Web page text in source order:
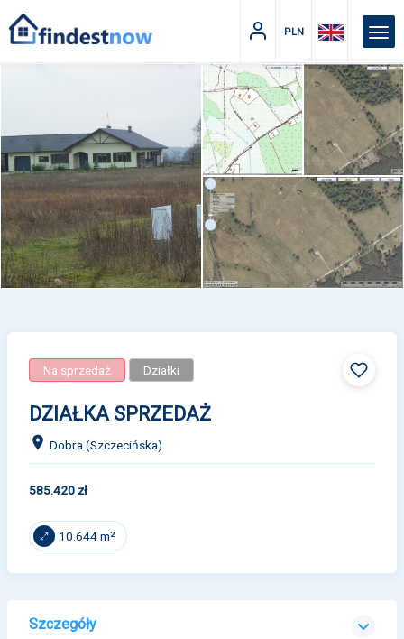
PLN
Na sprzedaż Działki
DZIAŁKA SPRZEDAŻ
Dobra (Szczecińska)
585.420 zł
10.644 m²
Szczegóły